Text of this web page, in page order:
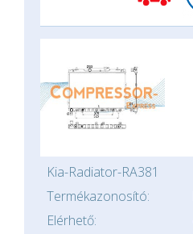
Kia-Radiator-RA381
Termékazonosító:
Elérhető: